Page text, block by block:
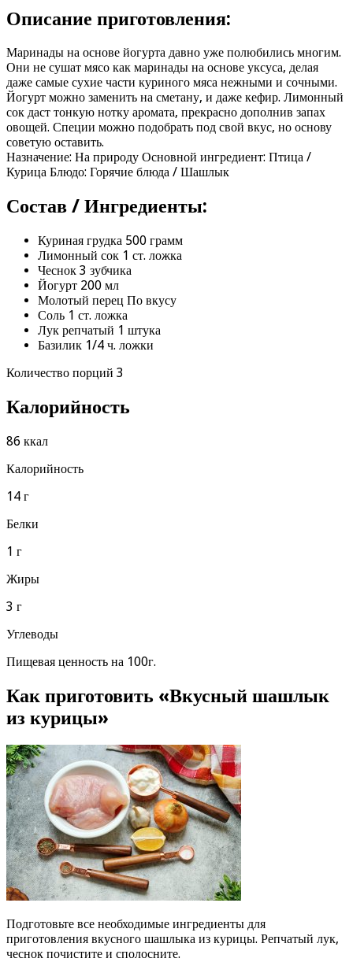
Описание приготовления:
Маринады на основе йогурта давно уже полюбились многим.
Они не сушат мясо как маринады на основе уксуса, делая
даже самые сухие части куриного мяса нежными и сочными.
Йогурт можно заменить на сметану, и даже кефир. Лимонный
сок даст тонкую нотку аромата, прекрасно дополнив запах
овощей. Специи можно подобрать под свой вкус, но основу
советую оставить.
Назначение: На природу Основной ингредиент: Птица /
Курица Блюдо: Горячие блюда / Шашлык
Состав / Ингредиенты:
Куриная грудка 500 грамм
Лимонный сок 1 ст. ложка
Чеснок 3 зубчика
Йогурт 200 мл
Молотый перец По вкусу
Соль 1 ст. ложка
Лук репчатый 1 штука
Базилик 1/4 ч. ложки
Количество порций 3
Калорийность
86 ккал
Калорийность
14 г
Белки
1 г
Жиры
3 г
Углеводы
Пищевая ценность на 100г.
Как приготовить «Вкусный шашлык
из курицы»
Подготовьте все необходимые ингредиенты для
приготовления вкусного шашлыка из курицы. Репчатый лук,
чеснок почистите и сполосните.